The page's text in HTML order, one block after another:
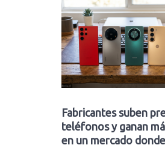
Fabricantes suben
teléfonos y ganan
en un mercado